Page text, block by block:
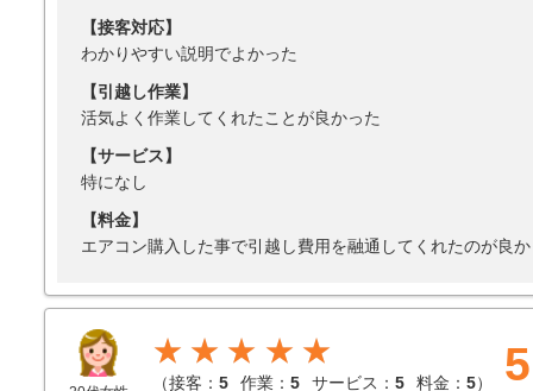
【接客対応】
わかりやすい説明でよかった
【引越し作業】
活気よく作業してくれたことが良かった
【サービス】
特になし
【料金】
エアコン購入した事で引越し費用を融通してくれたのが良
★★★★★
（接客： 5 作業： 5 サービス： 5 料金： 5） 5